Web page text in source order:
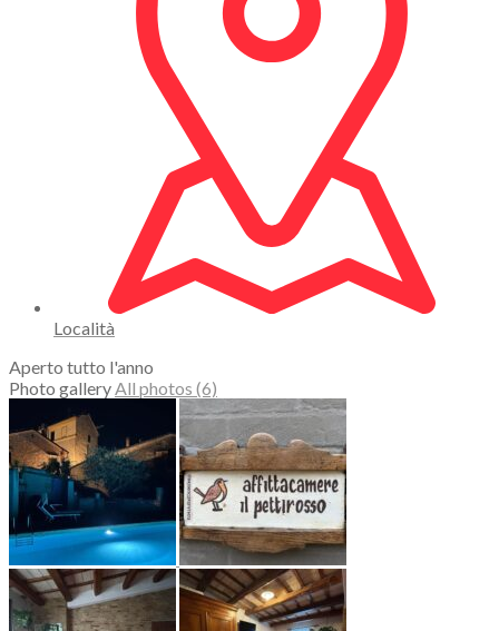
Località
Aperto tutto l'anno
Photo galleryAll photos (6)